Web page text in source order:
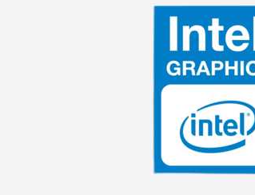
PC-Arena на карте Москвы — Яндекс Карты